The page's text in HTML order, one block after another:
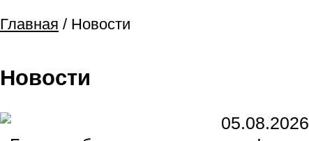
Главная / Новости
Новости
05.08.2026